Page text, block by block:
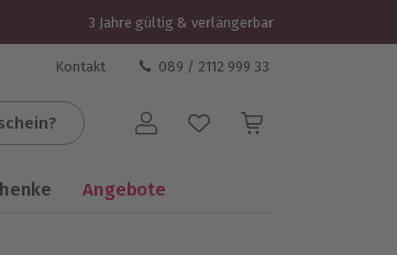
3 Jahre gültig & verlängerbar
Kontakt 089 / 2112 999 33
Benutzerkonto
Angebote